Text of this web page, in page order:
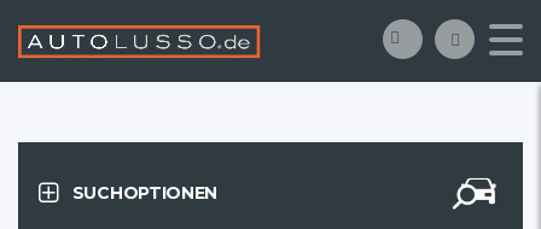
SUCHOPTIONEN